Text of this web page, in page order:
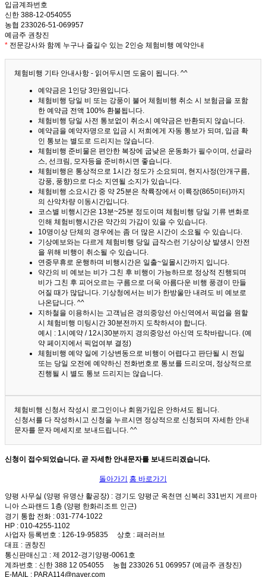
입금계좌번호
신한 388-12-054055
농협 233026-51-069957
예금주 권창진
* 전문강사와 함께 누구나 즐길수 있는 2인승 체험비행 예약안내
체험비행 기타 안내사항 - 읽어두시면 도움이 됩니다. ^^
예약금은 1인당 3만원입니다.
체험비행 당일 비 또는 강풍이 불어 체험비행 취소 시 보험금을 포함
한 예약금 전액 100% 환불됩니다.
체험비행 당일 사전 통보없이 취소시 예약금은 반환되지 않습니다.
예약금을 예약자명으로 입금 시 저희에게 자동 통보가 되며, 입금 확
인 통보는 별도로 드리지는 않습니다.
체험비행 준비물은 편안한 복장에 굽낮은 운동화가 필수이며, 선글라
스, 선크림, 모자등을 준비하시면 좋습니다.
체험비행은 통상적으로 1시간 정도가 소요되며, 현지사정(안개구름,
강풍, 풍향)으로 다소 지연될 소지가 있습니다.
체험비행 소요시간 중 약 25분은 착륙장에서 이륙장(865미터)까지
의 산악차량 이동시간입니다.
코스별 비행시간은 13분~25분 정도이며 체험비행 당일 기류 변화로
인해 체험비행시간은 약간의 가감이 있을 수 있습니다.
10명이상 단체의 경우에는 좀 더 많은 시간이 소요될 수 있습니다.
기상예보와는 다르게 체험비행 당일 급작스런 기상이상 발생시 안전
을 위해 비행이 취소될 수 있습니다.
연중무휴로 운행하며 비행시간은 일출~일몰시간까지 입니다.
약간의 비 예보는 비가 그친 후 비행이 가능하므로 정상적 진행되며
비가 그친 후 피어오르는 구름으로 더욱 아름다운 비행 풍경이 만들
어질 때가 많답니다. 기상청에서는 비가 한방울만 내려도 비 예보로
나온답니다. ^^
지하철을 이용하시는 고객님은 경의중앙선 아신역에서 픽업을 원할
시 체험비행 미팅시간 30분전까지 도착하셔야 합니다.
예시 : 1시예약 / 12시30분까지 경의중앙선 아신역 도착바랍니다. (예
약 페이지에서 픽업여부 결정)
체험비행 예약 일에 기상변동으로 비행이 어렵다고 판단될 시 전일
또는 당일 오전에 예약하신 전화번호로 통보를 드리오며, 정상적으로
진행될 시 별도 통보 드리지는 않습니다.
체험비행 신청서 작성시 로그인이나 회원가입은 안하셔도 됩니다.
신청서를 다 작성하시고 신청을 누르시면 정상적으로 신청되며 자세한 안내
문자를 문자 메세지로 보내드립니다. ^^
신청이 접수되었습니다. 곧 자세한 안내문자를 보내드리겠습니다.
돌아가기 홈 바로가기
양평 사무실 (양평 유명산 활공장) : 경기도 양평군 옥천면 신복리 331번지 게르마
니아 스파랜드 1층 (양평 한화리조트 인근)
경기 통합 전화 : 031-774-1022
HP : 010-4255-1102
사업자 등록번호 : 126-19-95835 상호 : 패러러브
대표 : 권창진
통신판매신고 : 제 2012-경기양평-0061호
계좌번호 : 신한 388 12 054055 농협 233026 51 069957 (예금주 권창진)
E-MAIL : PARA114@naver.com